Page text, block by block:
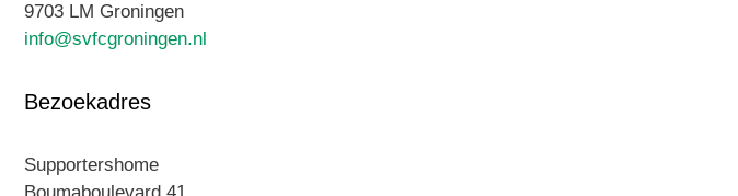
9703 LM Groningen
info@svfcgroningen.nl
Bezoekadres
Supportershome